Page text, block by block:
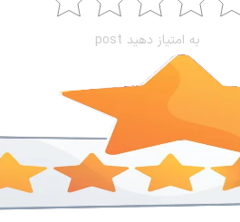
به امتیاز دهید post